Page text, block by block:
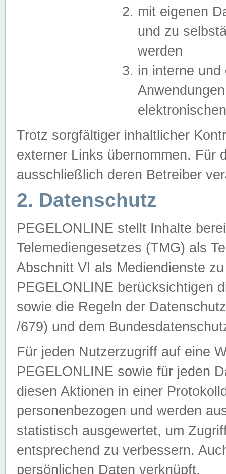
mit eigenen
und zu
werden
in interne
Trotz sorgfältiger inhaltlicher
externer Links übernommen. Für
ausschließlich deren Betreiber
2. Datenschutz
PEGELONLINE stellt Inhalte
Telemediengesetzes (TMG) als
Abschnitt VI als Mediendienste
PEGELONLINE berücksichtigen
sowie die Regeln der
/679) und dem
Für jeden Nutzerzugriff auf eine
PEGELONLINE sowie für jeden
diesen Aktionen in einer
personenbezogen und werden
statistisch ausgewertet, um
entsprechend zu verbessern.
persönlichen Daten verknüpft.